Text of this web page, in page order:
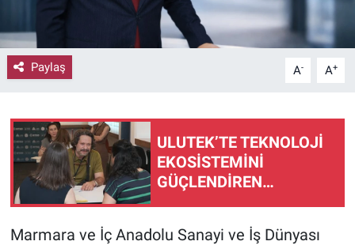
Paylaş A- A+
ULUTEK’TE TEKNOLOJİ
EKOSİSTEMİNİ
GÜÇLENDİREN
Marmara ve İç Anadolu Sanayi ve İş Dünyası